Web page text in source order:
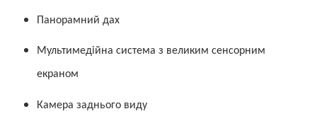
Панорамний дах
Мультимедійна система з великим сенсорним
екраном
Камера заднього виду